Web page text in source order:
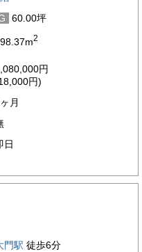
60.00坪
2
円
円)
月
日
門駅 徒歩6分